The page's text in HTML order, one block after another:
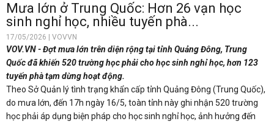
Mưa lớn ở Trung Quốc: Hơn 26 vạn học
sinh nghỉ học, nhiều tuyến phà...
17/05/2026 | VOVVN
VOV.VN - Đợt mưa lớn trên diện rộng tại tỉnh Quảng Đông, Trung
Quốc đã khiến 520 trường học phải cho học sinh nghỉ học, hơn 123
tuyến phà tạm dừng hoạt động.
Theo Sở Quản lý tình trạng khẩn cấp tỉnh Quảng Đông (Trung Quốc),
do mưa lớn, đến 17h ngày 16/5, toàn tỉnh này ghi nhận 520 trường
học phải áp dụng biện pháp cho học sinh nghỉ học, ảnh hưởng đến